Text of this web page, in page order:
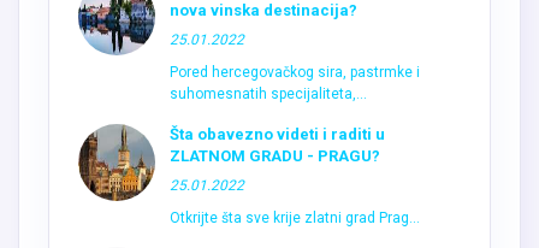
nova vinska destinacija?
25.01.2022
Pored hercegovačkog sira, pastrmke i
suhomesnatih specijaliteta,...
Šta obavezno videti i raditi u
ZLATNOM GRADU - PRAGU?
25.01.2022
Otkrijte šta sve krije zlatni grad Prag...